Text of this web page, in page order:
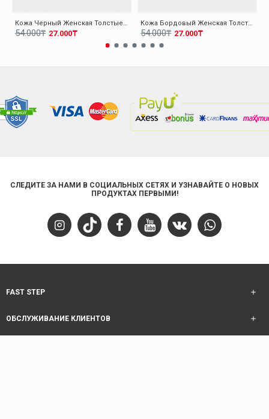
Кожа Черный Женская Толстые Каблуки Обувь 010ZA8714
27.000₸
54.000₸
Кожа Бордовый Женская Толстые Каблуки Обувь 010ZA8714
27.000₸
54.000₸
СЛЕДИТЕ ЗА НАМИ В СОЦИАЛЬНЫХ СЕТЯХ И УЗНАВАЙТЕ О НОВЫХ
ПРОДУКТАХ ПЕРВЫМИ!
FAST STEP
ОБСЛУЖИВАНИЕ КЛИЕНТОВ